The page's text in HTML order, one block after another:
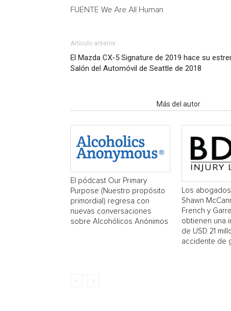
FUENTE We Are All Human
Artículo anterior
El Mazda CX-5 Signature de 2019 hace su
Salón del Automóvil de Seattle de 2018
Más del autor
El pódcast Our Primary
Purpose (Nuestro propósito
primordial) regresa con
nuevas conversaciones
sobre Alcohólicos Anónimos
Los
Shawn
French y
obtienen una
de USD 21
accidente de